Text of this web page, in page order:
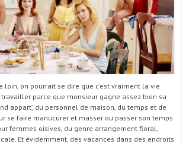
loin, on pourrait se dire que c’est vraiment la vie
travailler parce que monsieur gagne assez bien sa
appart’, du personnel de maison, du temps et de
se faire manucurer et masser ou passer son temps
femmes oisives, du genre arrangement floral,
Et évidemment, des vacances dans des endroits